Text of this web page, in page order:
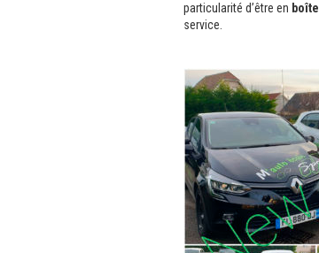
particularité d’être en
service.